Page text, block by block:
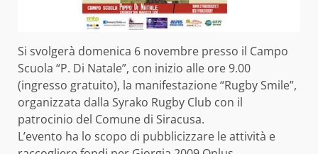
Si svolgerà domenica 6 novembre presso il Campo
Scuola “P. Di Natale”, con inizio alle ore 9.00
(ingresso gratuito), la manifestazione “Rugby Smile”,
organizzata dalla Syrako Rugby Club con il
patrocinio del Comune di Siracusa.
L’evento ha lo scopo di pubblicizzare le attività e